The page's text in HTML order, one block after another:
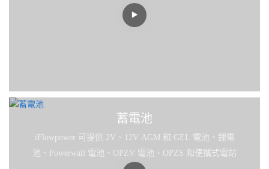
蓄電池
iFlowpower 可提供 2V、12V AGM 和 GEL 電池、鋰電
池、Powerwall 電池、OPZV 電池、OPZS 和便攜式電站